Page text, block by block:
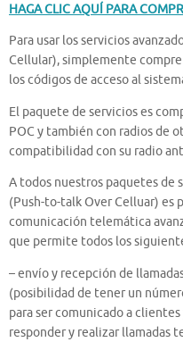
HAGA CLIC AQUÍ PARA
Para usar los servicios
Cellular), simplemente
los códigos de acceso al
El paquete de servicios es
POC y también con radios de
compatibilidad con su radio
A todos nuestros paquetes de
(Push-to-talk Over Celluar) es
comunicación telemática
que permite todos los
– envío y recepción de
(posibilidad de tener un
para ser comunicado a
responder y realizar llamadas